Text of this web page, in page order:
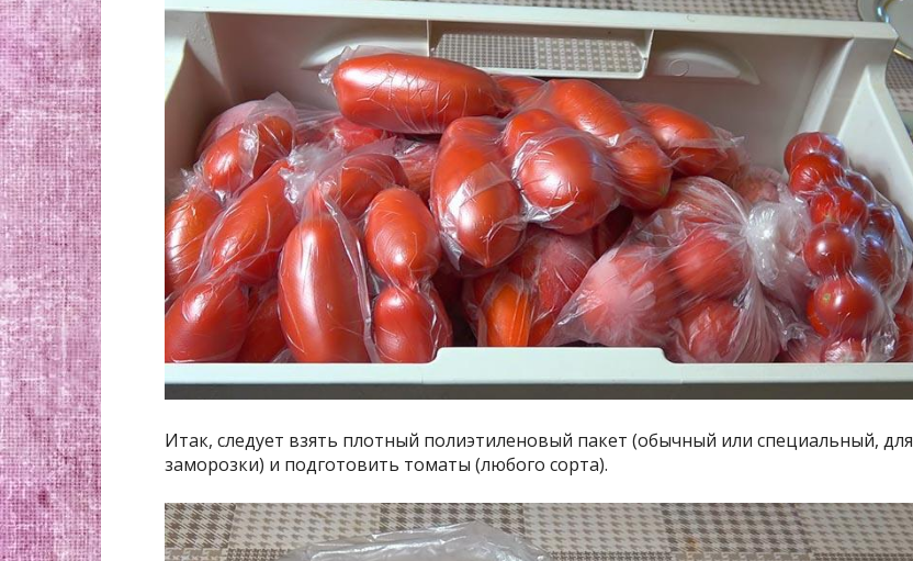
Итак, следует взять плотный полиэтиленовый пакет (обычный или специальный, для
заморозки) и подготовить томаты (любого сорта).